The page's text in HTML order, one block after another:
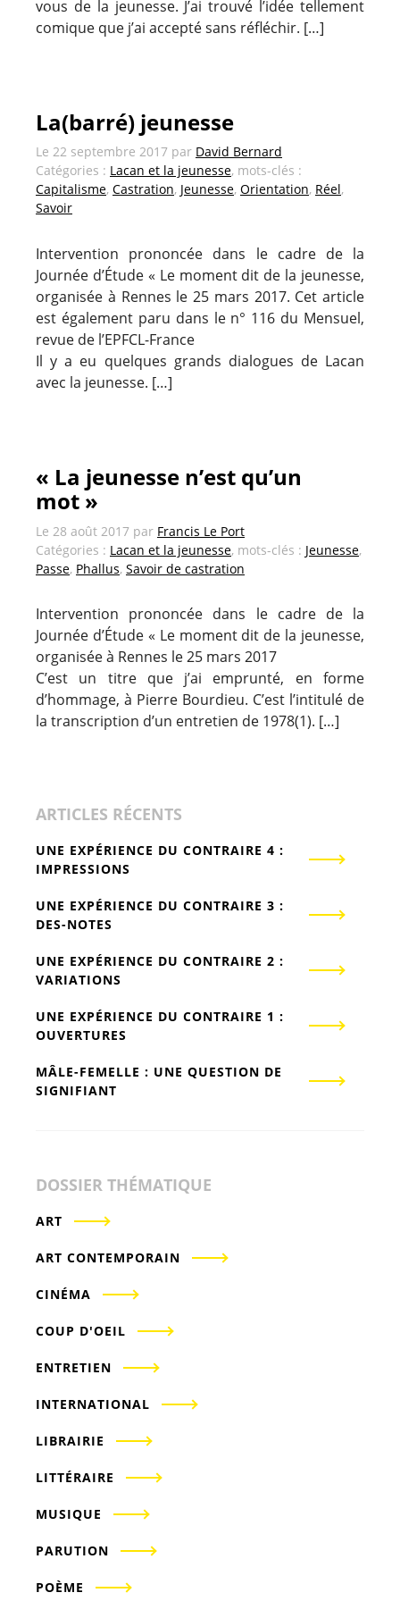
vous de la jeunesse. J’ai trouvé l’idée tellement
comique que j’ai accepté sans réfléchir. […]
La(barré) jeunesse
Le 22 septembre 2017 par David Bernard
Catégories : Lacan et la jeunesse, mots-clés :
Capitalisme, Castration, Jeunesse, Orientation, Réel,
Savoir
Intervention prononcée dans le cadre de la
Journée d’Étude « Le moment dit de la jeunesse,
organisée à Rennes le 25 mars 2017. Cet article
est également paru dans le n° 116 du Mensuel,
revue de l’EPFCL-France
Il y a eu quelques grands dialogues de Lacan
avec la jeunesse. […]
« La jeunesse n’est qu’un
mot »
Le 28 août 2017 par Francis Le Port
Catégories : Lacan et la jeunesse, mots-clés : Jeunesse,
Passe, Phallus, Savoir de castration
Intervention prononcée dans le cadre de la
Journée d’Étude « Le moment dit de la jeunesse,
organisée à Rennes le 25 mars 2017
C’est un titre que j’ai emprunté, en forme
d’hommage, à Pierre Bourdieu. C’est l’intitulé de
la transcription d’un entretien de 1978(1). […]
ARTICLES RÉCENTS
UNE EXPÉRIENCE DU CONTRAIRE 4 :
IMPRESSIONS
UNE EXPÉRIENCE DU CONTRAIRE 3 :
DES-NOTES
UNE EXPÉRIENCE DU CONTRAIRE 2 :
VARIATIONS
UNE EXPÉRIENCE DU CONTRAIRE 1 :
OUVERTURES
MÂLE-FEMELLE : UNE QUESTION DE
SIGNIFIANT
DOSSIER THÉMATIQUE
ART
ART CONTEMPORAIN
CINÉMA
COUP D'OEIL
ENTRETIEN
INTERNATIONAL
LIBRAIRIE
LITTÉRAIRE
MUSIQUE
PARUTION
POÈME